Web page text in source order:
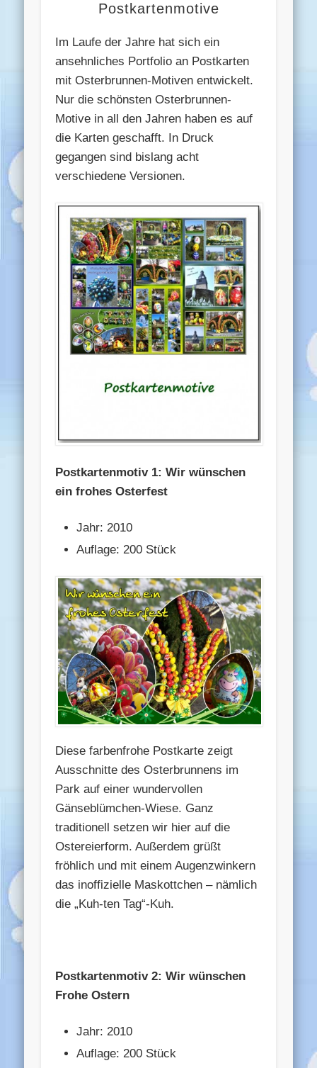
Postkartenmotive
Im Laufe der Jahre hat sich ein
ansehnliches Portfolio an Postkarten
mit Osterbrunnen-Motiven entwickelt.
Nur die schönsten Osterbrunnen-
Motive in all den Jahren haben es auf
die Karten geschafft. In Druck
gegangen sind bislang acht
verschiedene Versionen.
Postkartenmotiv 1: Wir wünschen
ein frohes Osterfest
Jahr: 2010
Auflage: 200 Stück
Diese farbenfrohe Postkarte zeigt
Ausschnitte des Osterbrunnens im
Park auf einer wundervollen
Gänseblümchen-Wiese. Ganz
traditionell setzen wir hier auf die
Ostereierform. Außerdem grüßt
fröhlich und mit einem Augenzwinkern
das inoffizielle Maskottchen – nämlich
die „Kuh-ten Tag“-Kuh.
Postkartenmotiv 2: Wir wünschen
Frohe Ostern
Jahr: 2010
Auflage: 200 Stück